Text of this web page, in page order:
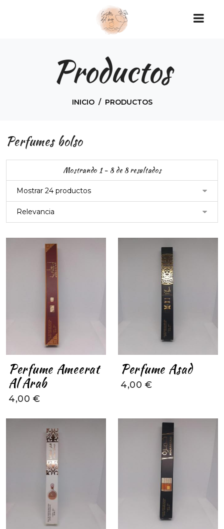
Productos
INICIO PRODUCTOS
Perfumes bolso
Mostrando 1 - 8 de 8 resultados
Perfume Ameerat
Al Arab
4,00 €
Perfume Asad
4,00 €